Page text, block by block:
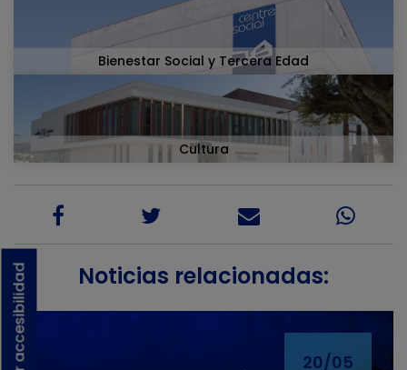
Bienestar Social y Tercera Edad
Cultura
Noticias relacionadas:
20/05